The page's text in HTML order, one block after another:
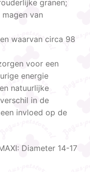
granen;
van
waarvan circa 98
voor een
energie
natuurlijke
in de
invloed op de
Diameter 14-17